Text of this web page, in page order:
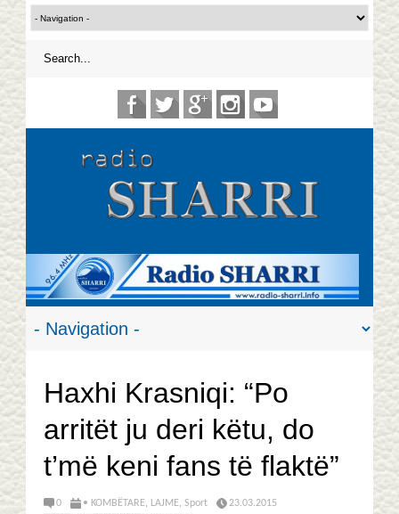
Haxhi Krasniqi: “Po
arritët ju deri këtu, do
t’më keni fans të flaktë”
0 • KOMBËTARE, LAJME, Sport 23.03.2015